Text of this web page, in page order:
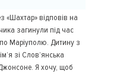
«Шахтар» відповів на
загинули під час
по Маріуполю. Дитину з
зі Слов’янська
Я хочу, щоб